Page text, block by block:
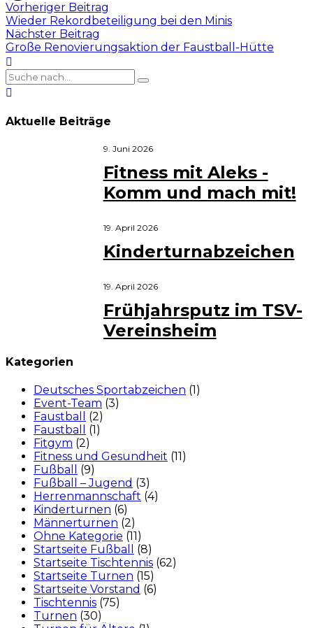
Vorheriger Beitrag
Wieder Rekordbeteiligung bei den Minis
Nächster Beitrag
Große Renovierungsaktion der Faustball-Hütte
Aktuelle Beiträge
9. Juni 2026
Fitness mit Aleks -
Komm und mach mit!
19. April 2026
Kinderturnabzeichen
19. April 2026
Frühjahrsputz im TSV-
Vereinsheim
Kategorien
Deutsches Sportabzeichen (1)
Event-Team (3)
Faustball
(2)
Faustball
(1)
Fitgym (2)
Fitness und Gesundheit (11)
Fußball
(9)
Fußball – Jugend (3)
Herrenmannschaft (4)
Kinderturnen (6)
Männerturnen (2)
Ohne Kategorie (11)
Startseite Fußball
(8)
Startseite Tischtennis (62)
Startseite Turnen (15)
Startseite Vorstand (6)
Tischtennis (75)
Turnen (30)